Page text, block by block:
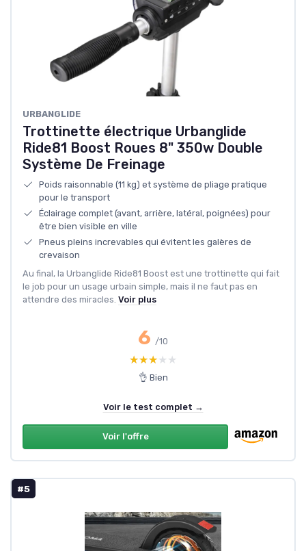
URBANGLIDE
Trottinette électrique Urbanglide
Ride81 Boost Roues 8" 350w Double
Système De Freinage
Poids raisonnable (11 kg) et système de pliage pratique
pour le transport
Éclairage complet (avant, arrière, latéral, poignées) pour
être bien visible en ville
Pneus pleins increvables qui évitent les galères de
crevaison
Au final, la Urbanglide Ride81 Boost est une trottinette qui fait
le job pour un usage urbain simple, mais il ne faut pas en
attendre des miracles. Voir plus
6 /10
★★★★★
★★★★★
👌 Bien
Voir le test complet →
Voir l'offre
#5